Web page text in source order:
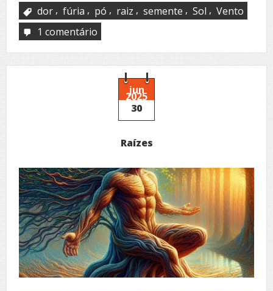
dor , fúria , pó , raiz , semente , Sol , Vento
1 comentário
fui
semente
jun
2025
30
Raízes